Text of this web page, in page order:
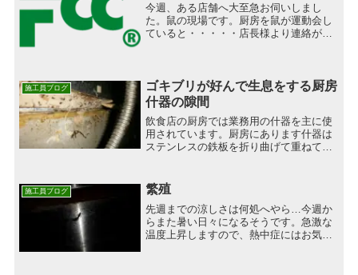
今週、ある店舗へ大至急お伺いしまし
た。鼠の現場です。厨房を鼠が運動会し
ていると・・・・・店長様より連絡が入
くりと開け、入店しました。...
施工員ブログ
ゴキブリが好んで生息をする厨房
什器の隙間
飲食店の厨房では業務用の什器を主に使
用されています。厨房にあります什器は
ステンレスの鉄板を折り曲げて重ねて作
厨房内は火を多く使用したり、水を流し
たりしますので、壁紙など...
施工員ブログ 繁殖
先週までの涼しさは何処へやら…今週か
らまた暑い日々になるそうです。急激な
温度上昇しますので、熱中症にはお気を